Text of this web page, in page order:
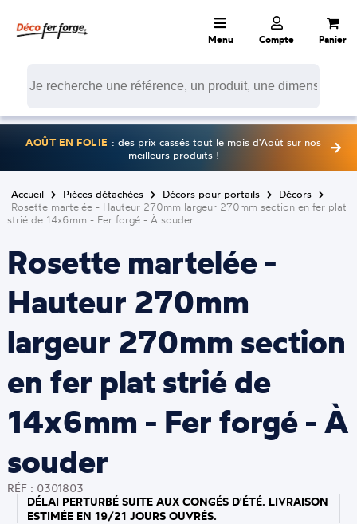
Menu Compte Panier
AOÛT EN FOLIE : des prix cassés tout le mois d'Août sur nos
meilleurs produits !
Accueil Pièces détachées Décors pour portails
Décors
Rosette martelée - Hauteur 270mm largeur 270mm section en fer plat
strié de 14x6mm - Fer forgé - À souder
Rosette martelée -
Hauteur 270mm
largeur 270mm section
en fer plat strié de
14x6mm - Fer forgé - À
souder
RÉF : 0301803
DÉLAI PERTURBÉ SUITE AUX CONGÉS D'ÉTÉ. LIVRAISON
ESTIMÉE EN 19/21 JOURS OUVRÉS.